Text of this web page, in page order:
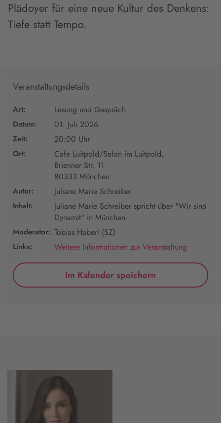
Plädoyer für eine neue Kultur des Denkens:
Tiefe statt Tempo.
Veranstaltungsdetails
Art: Lesung und Gespräch
Datum: 01. Juli 2026
Zeit: 20:00 Uhr
Ort:
Cafe Luitpold/Salon im Luitpold,
Brienner Str. 11
80333 München
Autor: Juliane Marie Schreiber
Inhalt:
Juliane Marie Schreiber spricht über "Wir sind
Dynamit" in München
Moderator: Tobias Haberl (SZ)
Links: Weitere Informationen zur Veranstaltung
Im Kalender speichern